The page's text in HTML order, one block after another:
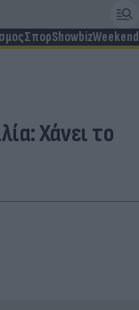
ΣπορShowbizWeekend
Χάνει το